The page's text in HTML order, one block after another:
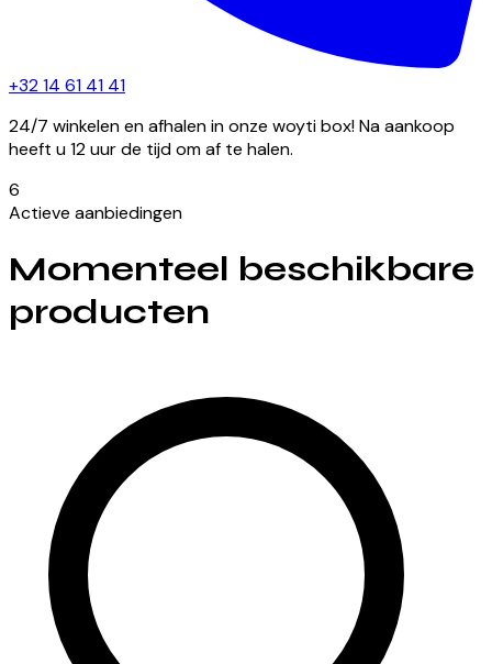
+32 14 61 41 41
24/7 winkelen en afhalen in onze woyti box! Na aankoop
heeft u 12 uur de tijd om af te halen.
6
Actieve aanbiedingen
Momenteel beschikbare
producten